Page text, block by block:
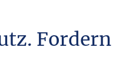
Fordern